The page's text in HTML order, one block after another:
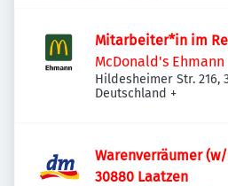
McDonald's Ehmann
Hildesheimer Str. 216,
Deutschland +
Warenverräumer
30880 Laatzen